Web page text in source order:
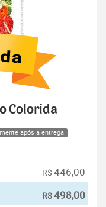
Colorida
após a entrega
R$ 446,00
R$498,00